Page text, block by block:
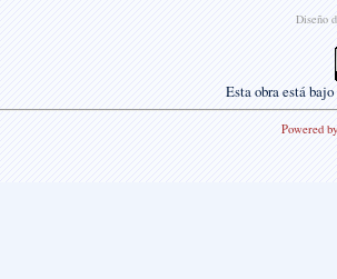
Diseño
Estaobraestá
Powered by